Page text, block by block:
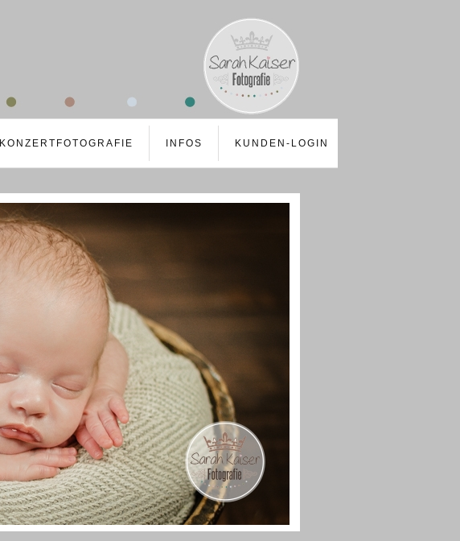
KONZERTFOTOGRAFIE INFOS KUNDEN-LOGIN